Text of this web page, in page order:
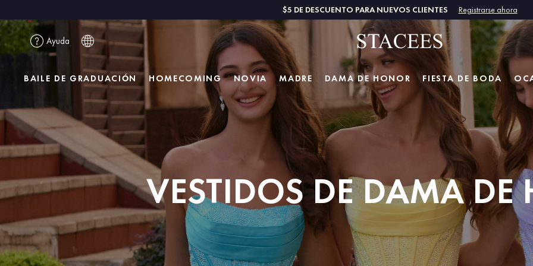
$5 DE DESCUENTO PARA NUEVOS CLIENTES Registrarse ahora
Ayuda
BAILE DE GRADUACIÓN HOMECOMING NOVIA MADRE DAMA DE HONOR FIESTA DE BODA
VESTIDOS DE DAMA